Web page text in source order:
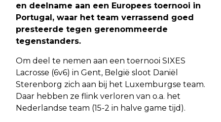
en deelname aan een Europees toernooi in
Portugal, waar het team verrassend goed
presteerde tegen gerenommeerde
tegenstanders.
Om deel te nemen aan een toernooi SIXES
Lacrosse (6v6) in Gent, België sloot Daniël
Sterenborg zich aan bij het Luxemburgse team.
Daar hebben ze flink verloren van o.a. het
Nederlandse team (15-2 in halve game tijd).